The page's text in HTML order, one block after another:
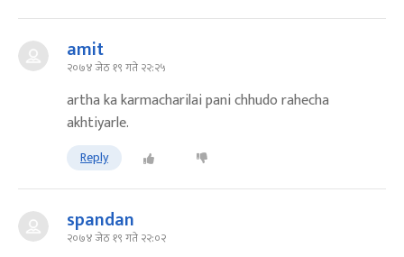
amit
२०७४ जेठ १९ गते २२:२५
artha ka karmacharilai pani chhudo rahecha
akhtiyarle.
Reply
spandan
२०७४ जेठ १९ गते २२:०२